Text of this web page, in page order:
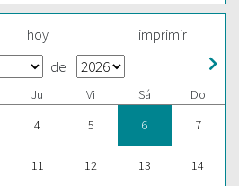
hoy imprimir
de
Ju Vi Sá
Do
4 5 6 7
11 12 13 14